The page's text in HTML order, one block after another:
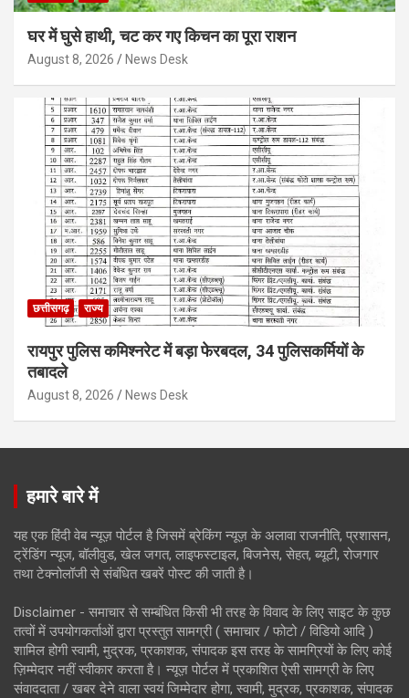
घर में घुसे हाथी, चट कर गए किचन का पूरा राशन
August 8, 2026 News Desk
छत्तीसगढ़ राज्य
रायपुर पुलिस कमिश्नरेट में बड़ा फेरबदल, 34 पुलिसकर्मियों के
तबादले
August 8, 2026 News Desk
हमारे बारे में
यह एक हिंदी वेब न्यूज़ पोर्टल है जिसमें ब्रेकिंग न्यूज़ के अलावा राजनीति, प्रशासन,
ट्रेंडिंग न्यूज, बॉलीवुड, खेल जगत, लाइफस्टाइल, बिजनेस, सेहत, ब्यूटी, रोजगार
तथा टेक्नोलॉजी से संबंधित खबरें पोस्ट की जाती है।
Disclaimer - समाचार से सम्बंधित किसी भी तरह के विवाद के लिए साइट के कुछ
तत्वों में उपयोगकर्ताओं द्वारा प्रस्तुत सामग्री ( समाचार / फोटो / विडियो आदि )
शामिल होगी स्वामी, मुद्रक, प्रकाशक, संपादक इस तरह के सामग्रियों के लिए कोई
ज़िम्मेदार नहीं स्वीकार करता है। न्यूज़ पोर्टल में प्रकाशित ऐसी सामग्री के लिए
संवाददाता / खबर देने वाला स्वयं जिम्मेदार होगा, स्वामी, मुद्रक, प्रकाशक, संपादक